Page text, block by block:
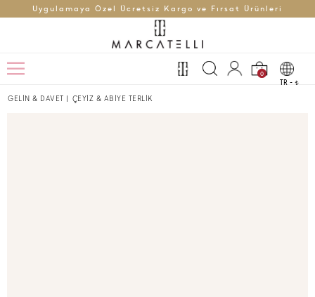
Uygulamaya Özel Ücretsiz Kargo ve Fırsat Ürünleri
0
TR - t
GELİN & DAVET | ÇEYİZ & ABİYE TERLİK